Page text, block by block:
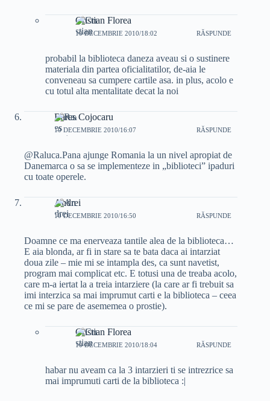
Cristian Florea
10 DECEMBRIE 2010/18:02 RĂSPUNDE
probabil la biblioteca daneza aveau si o sustinere
materiala din partea oficialitatilor, de-aia le
conveneau sa cumpere cartile asa. in plus, acolo e
cu totul alta mentalitate decat la noi
Rares Cojocaru
10 DECEMBRIE 2010/16:07 RĂSPUNDE
@Raluca.Pana ajunge Romania la un nivel apropiat de
Danemarca o sa se implementeze in „biblioteci” ipaduri
cu toate operele.
Andrei
10 DECEMBRIE 2010/16:50 RĂSPUNDE
Doamne ce ma enerveaza tantile alea de la biblioteca…
E aia blonda, ar fi in stare sa te bata daca ai intarziat
doua zile – mie mi se intampla des, ca sunt navetist,
program mai complicat etc. E totusi una de treaba acolo,
care m-a iertat la a treia intarziere (la care ar fi trebuit sa
imi interzica sa mai imprumut carti e la biblioteca – ceea
ce mi se pare de asememea o prostie).
Cristian Florea
10 DECEMBRIE 2010/18:04 RĂSPUNDE
habar nu aveam ca la 3 intarzieri ti se intrezrice sa
mai imprumuti carti de la biblioteca :|